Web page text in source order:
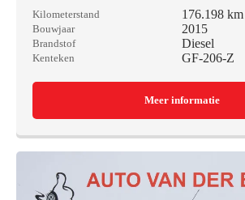
Kilometerstand 176.198 km
Bouwjaar 2015
Brandstof Diesel
Kenteken GF-206-Z
Meer informatie